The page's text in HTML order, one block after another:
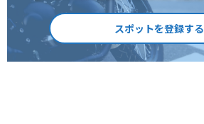
スポットを登録する